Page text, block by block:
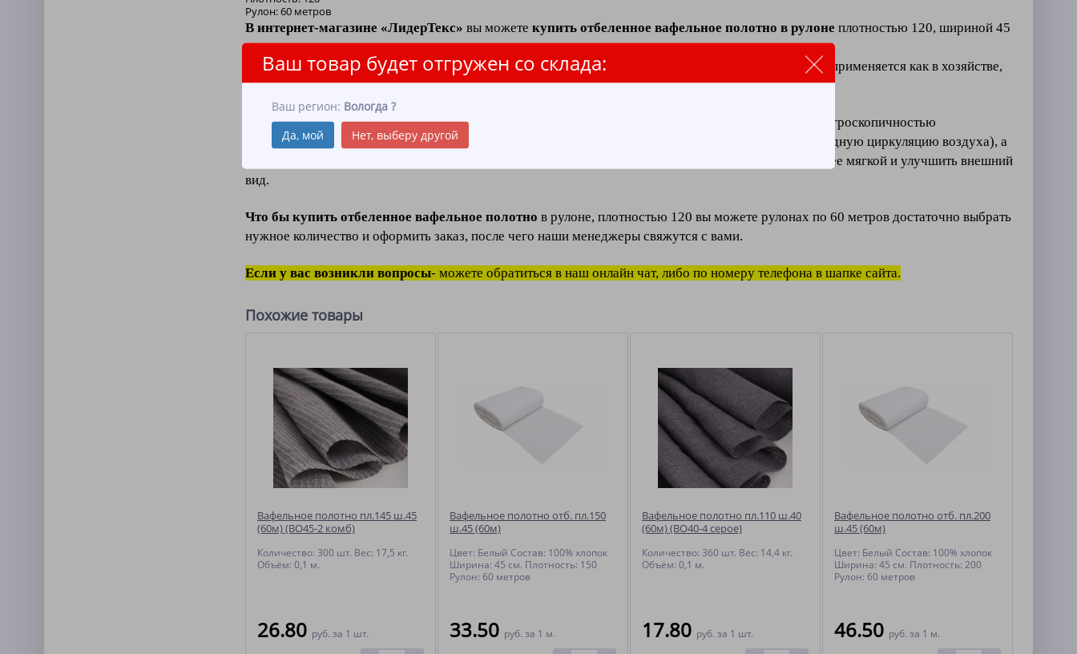
Ваш товар будет отгружен со склада:
Ваш регион: Вологда ?
Да, мой
Нет, выберу другой
Рулон: 60 метров
В интернет-магазине «ЛидерТекс» вы можете купить отбеленное вафельное полотно в рулоне плотностью 120, шириной 45
оптом и в розницу.
Отбеленное вафельное полотно в рулоне - состоит из натурального, качественного хлопка, широко применяется как в хозяйстве,
так ив промышленном производстве, клининге и HoReCa.
Хлопчатобумажная тканьотносится к категории
и обладает высокой гигроскопичностью
(способностью впитывать влагу), воздухопроницаемостью (структура волокон обеспечивает свободную циркуляцию воздуха), а
ткани, позволяет повысить прочность и сделать ткань более мягкой и улучшить внешний
вид.
Что бы купить отбеленное вафельное полотно в рулоне, плотностью 120 вы можете рулонах по 60 метров достаточно выбрать
нужное количество и оформить заказ, после чего наши менеджеры свяжутся с вами.
Если у вас возникли вопросы- можете обратиться в наш онлайн чат, либо по номеру телефона в шапке сайта.
Похожие товары
Вафельное полотно пл.145 ш.45
(60м) (ВО45-2 комб)
Количество: 300 шт. Вес: 17,5 кг.
Объём: 0,1 м.
26.80 руб. за 1 шт.
Вафельное полотно отб. пл.150
ш.45 (60м)
Цвет: Белый Состав: 100% хлопок
Ширина: 45 см. Плотность: 150
Рулон: 60 метров
33.50 руб. за 1 м.
Вафельное полотно пл.110 ш.40
(60м) (ВО40-4 серое)
Количество: 360 шт. Вес: 14,4 кг.
Объём: 0,1 м.
17.80 руб. за 1 шт.
Вафельное полотно отб. пл.200
ш.45 (60м)
Цвет: Белый Состав: 100% хлопок
Ширина: 45 см. Плотность: 200
Рулон: 60 метров
46.50 руб. за 1 м.